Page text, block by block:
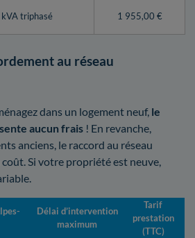
triphasé 1 955,00 €
au réseau
dans un logement neuf, le
aucun frais ! En revanche,
anciens, le raccord au réseau
Si votre propriété est neuve,
Délai d’intervention
maximum
Tarif
prestation
(TTC)